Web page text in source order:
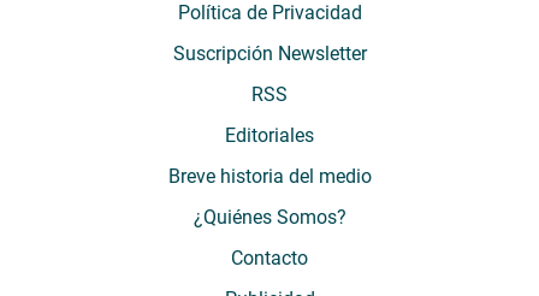
Política de Privacidad
Suscripción Newsletter
RSS
Editoriales
Breve historia del medio
¿Quiénes Somos?
Contacto